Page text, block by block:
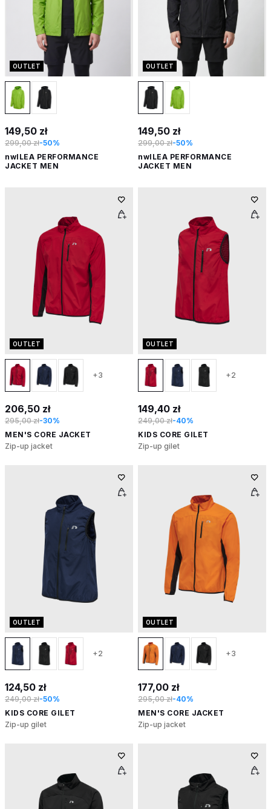
OUTLET
149,50 zł
299,00 zł-50%
nwlLEA PERFORMANCE
JACKET MEN
OUTLET
149,50 zł
299,00 zł-50%
nwlLEA PERFORMANCE
JACKET MEN
OUTLET
+3
206,50 zł
295,00 zł-30%
MEN'S CORE JACKET
Zip-up jacket
OUTLET
+2
149,40 zł
249,00 zł-40%
KIDS CORE GILET
Zip-up gilet
OUTLET
+2
124,50 zł
249,00 zł-50%
KIDS CORE GILET
Zip-up gilet
OUTLET
+3
177,00 zł
295,00 zł-40%
MEN'S CORE JACKET
Zip-up jacket